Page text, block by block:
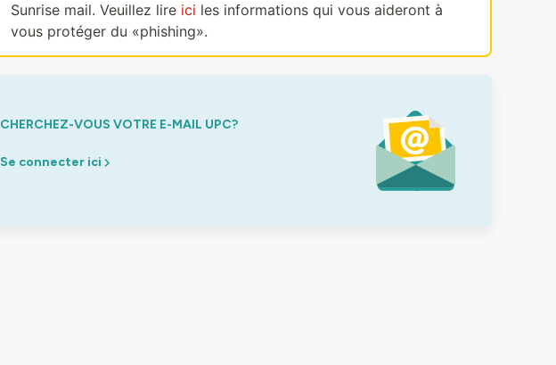
Sunrise mail. Veuillez lire ici les informations qui vous aideront à
vous protéger du «phishing».
CHERCHEZ-VOUS VOTRE E-MAIL UPC?
Se connecter ici